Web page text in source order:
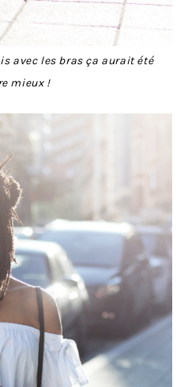
avec les bras ça aurait été
mieux !